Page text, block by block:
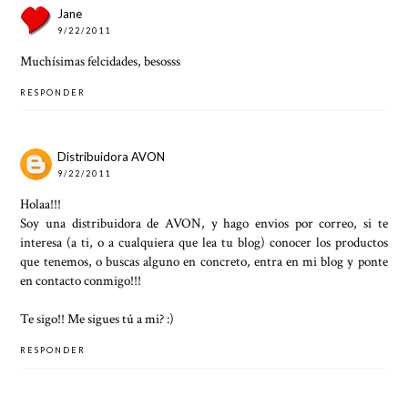
Jane
9/22/2011
Muchísimas felcidades, besosss
RESPONDER
Distribuidora AVON
9/22/2011
Holaa!!!
Soy una distribuidora de AVON, y hago envios por correo, si te
interesa (a ti, o a cualquiera que lea tu blog) conocer los productos
que tenemos, o buscas alguno en concreto, entra en mi blog y ponte
en contacto conmigo!!!
Te sigo!! Me sigues tú a mi? :)
RESPONDER